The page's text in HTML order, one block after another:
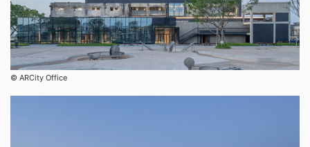
©︎ ARCity Office